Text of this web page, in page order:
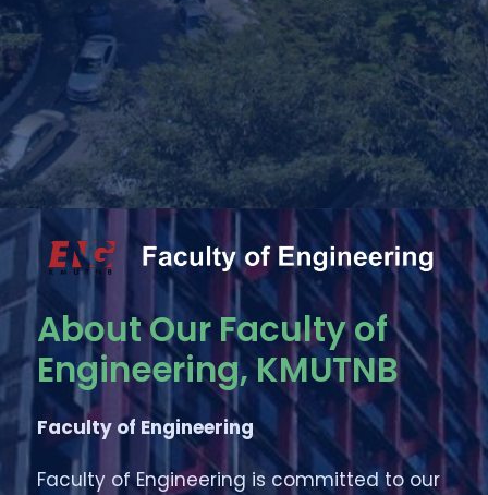
About Our Faculty of
Engineering, KMUTNB
Faculty of Engineering
Faculty of Engineering is committed to our